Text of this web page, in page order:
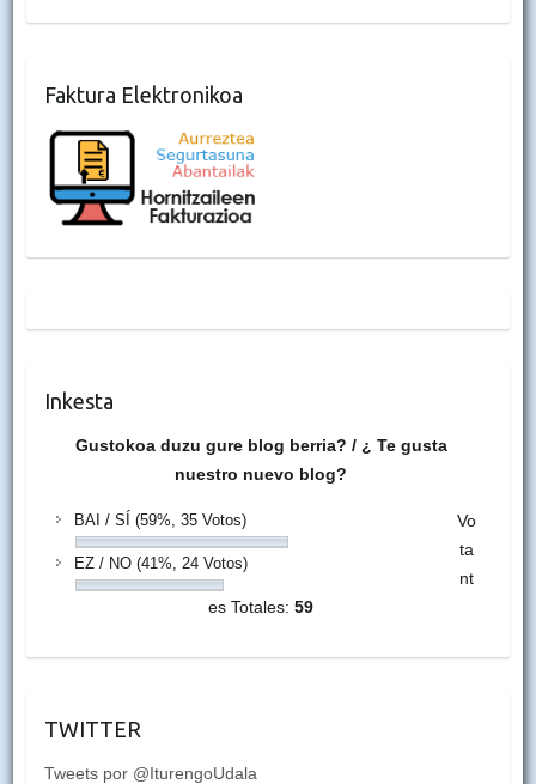
Faktura Elektronikoa
Inkesta
Gustokoa duzu gure blog berria? / ¿ Te gusta
nuestro nuevo blog?
BAI / SÍ (59%, 35 Votos)
EZ / NO (41%, 24 Votos)
Vo
ta
nt
es Totales:59
TWITTER
Tweets por @IturengoUdala